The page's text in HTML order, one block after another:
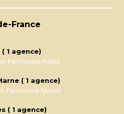
France
( 1 agence)
Patrimoine PARIS
( 1 agence)
Patrimoine Meaux
( 1 agence)